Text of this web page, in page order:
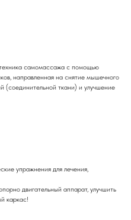
самомассажа с помощью
направленная на снятие мышечного
(соединительной ткани) и улучшение
упражнения для лечения,
двигательный аппарат, улучшить
каркас!